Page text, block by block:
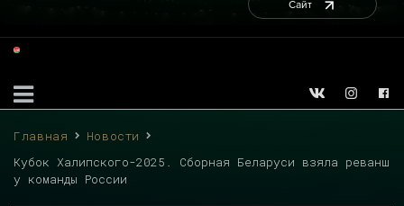
Сайт
Главная
Новости
Кубок Халипского-2025. Сборная Беларуси взяла реванш
у команды России